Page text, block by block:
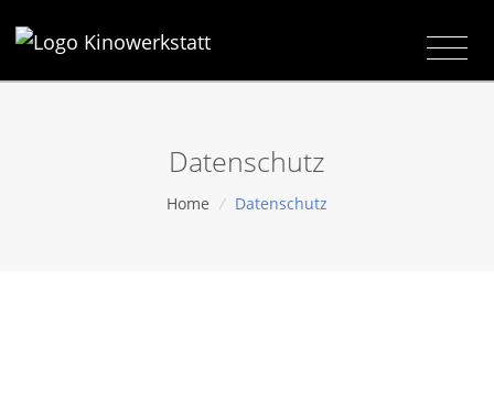
Datenschutz
Home / Datenschutz